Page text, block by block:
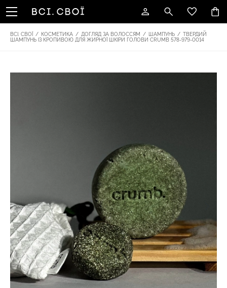
ВСІ. СВОЇ / КОСМЕТИКА / ДОГЛЯД ЗА ВОЛОССЯМ / ШАМПУНЬ / ТВЕРДИЙ
ШАМПУНЬ ІЗ КРОПИВОЮ ДЛЯ ЖИРНОЇ ШКІРИ ГОЛОВИ CRUMB 578-979-0014